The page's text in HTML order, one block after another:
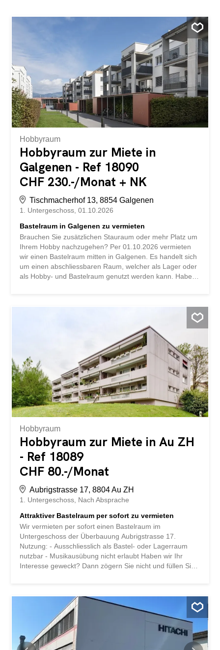
Hobbyraum
Hobbyraum zur Miete in
Galgenen - Ref 18090
CHF 230.-/Monat + NK
Tischmacherhof 13, 8854 Galgenen
1. Untergeschoss 01.10.2026
Bastelraum in Galgenen zu vermieten
Brauchen Sie zusätzlichen Stauraum oder mehr Platz um
Ihrem Hobby nachzugehen? Per 01.10.2026 vermieten
wir einen Bastelraum mitten in Galgenen. Es handelt sich
um einen abschliessbaren Raum, welcher als Lager oder
als Hobby- und Bastelraum genutzt werden kann. Haben
Lagerräume. Wir leiten Ihre Kontaktanfrage sofort direkt
weiter an die Vermieter, damit diese sich möglichst schnell
wieder bei Ihnen melden können. storabble selbst ist nicht
die Eigentümerin des ausgeschriebenen Lagerraums.
Dieses Objekt sowie ca. 10'000 weitere freie Lagerräume
finden Sie auch direkt auf storabble.com
Hobbyraum
Hobbyraum zur Miete in Au ZH
- Ref 18089
CHF 80.-/Monat
Aubrigstrasse 17, 8804 Au ZH
1. Untergeschoss Nach Absprache
Attraktiver Bastelraum per sofort zu vermieten
Wir vermieten per sofort einen Bastelraum im
Untergeschoss der Überbauung Aubrigstrasse 17.
Nutzung: - Ausschliesslich als Bastel- oder Lagerraum
nutzbar - Musikausübung nicht erlaubt Haben wir Ihr
Interesse geweckt? Dann zögern Sie nicht und füllen Sie
Vergleichsplattform für Lagerräume. Wir leiten Ihre
Kontaktanfrage sofort direkt weiter an die Vermieter,
damit diese sich möglichst schnell wieder bei Ihnen
melden können. storabble selbst ist nicht die
Eigentümerin des ausgeschriebenen Lagerraums. Dieses
Objekt sowie ca. 10'000 weitere freie Lagerräume finden